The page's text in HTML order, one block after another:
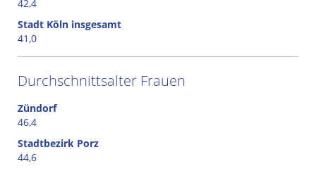
42,4
Stadt Köln insgesamt
41,0
Durchschnittsalter Frauen
Zündorf
46,4
Stadtbezirk Porz
44,6